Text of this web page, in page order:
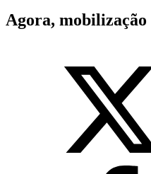
Agora, mobilização